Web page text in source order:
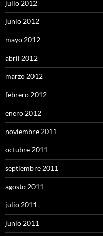
julio 2012
junio 2012
mayo 2012
abril 2012
marzo 2012
febrero 2012
enero 2012
noviembre 2011
octubre 2011
septiembre 2011
agosto 2011
julio 2011
junio 2011